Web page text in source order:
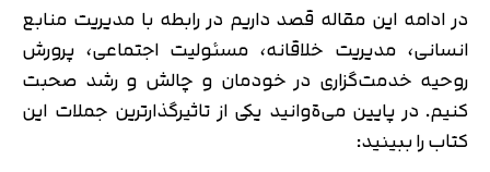
در ادامه این مقاله قصد داریم در رابطه با مدیریت منابع
انسانی، مدیریت خلاقانه، مسئولیت اجتماعی، پرورش
روحیه خدمت‌گزاری در خودمان و چالش و رشد صحبت
کنیم. در پایین می‌ةوانید یکی از تاثیرگذارترین جملات این
کتاب را ببینید: